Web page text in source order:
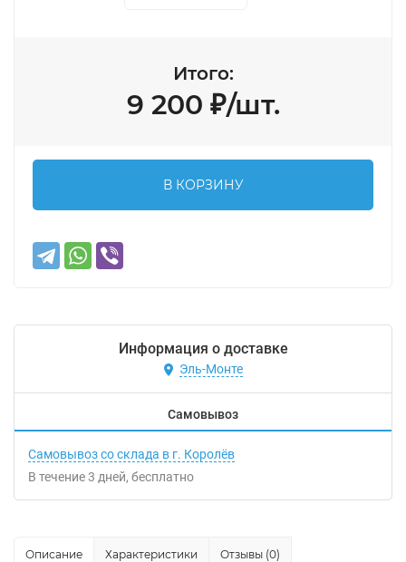
Итого:
9 200 ₽/шт.
В КОРЗИНУ
Информация о доставке
Эль-Монте
Самовывоз
Самовывоз со склада в г. Королёв
В течение3 дней Бесплатно
Описание Характеристики Отзывы (0)